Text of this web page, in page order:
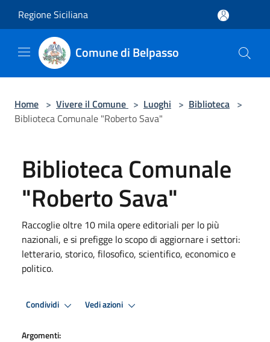
Regione Siciliana
Comune di Belpasso
Home > Vivere il Comune > Luoghi > Biblioteca >
Biblioteca Comunale "Roberto Sava"
Biblioteca Comunale
"Roberto Sava"
Raccoglie oltre 10 mila opere editoriali per lo più
nazionali, e si prefigge lo scopo di aggiornare i settori:
letterario, storico, filosofico, scientifico, economico e
politico.
Condividi Vedi azioni
Argomenti: